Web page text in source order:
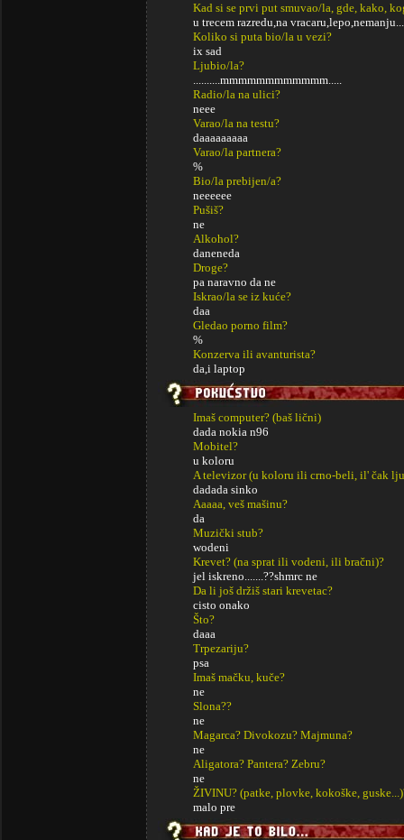
Kad si se prvi put smuvao/la, gde, kako,
u trecem razredu,na
Koliko si puta bio/la u vezi?
ix sad
Ljubio/la?
..........mmmmmmmmmmmm.....
Radio/la na ulici?
neee
Varao/la na testu?
daaaaaaaaa
Varao/la partnera?
%
Bio/la prebijen/a?
neeeeee
Pušiš?
ne
Alkohol?
daneneda
Droge?
pa naravno da ne
Iskrao/la se iz kuće?
daa
Gledao porno film?
%
Konzerva ili avanturista?
da,i laptop
Imaš computer? (baš lični)
dada nokia n96
Mobitel?
u koloru
A televizor (u koloru ili crno-beli, il' čak
dadada sinko
Aaaaa, veš mašinu?
da
Muzički stub?
wodeni
Krevet? (na sprat ili vodeni, ili bračni)?
jel iskreno.......??shmrc ne
Da li još držiš stari krevetac?
cisto onako
Što?
daaa
Trpezariju?
psa
Imaš mačku, kuče?
ne
Slona??
ne
Magarca? Divokozu? Majmuna?
ne
Aligatora? Pantera? Zebru?
ne
ŽIVINU? (patke, plovke, kokoške,
malo pre